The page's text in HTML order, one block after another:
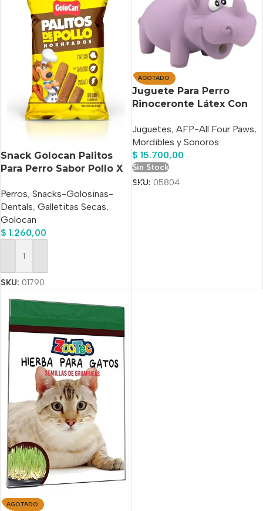
Snack Golocan Palitos
Para Perro Sabor Pollo X
Perros, Snacks-Golosinas-
Dentals, Galletitas Secas,
Golocan
$ 1.260,00
Añadir Al Carrito
SKU: 01790
AGOTADO
Juguete Para Perro
Rinoceronte Látex Con
Juguetes, AFP-All Four Paws,
Mordibles y Sonoros
$ 15.700,00
Sin Stock
SKU: 05804
AGOTADO